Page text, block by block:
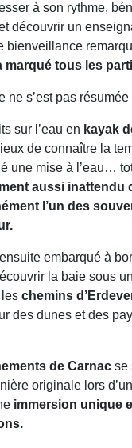
à son rythme,
découvrir un
bienveillance
marqué tous les
ne s’est pas résumée
sur l’eau en kayak
de connaître la
une mise à l’eau…
aussi inattendu
l’un des
embarqué à
la baie sous
chemins
des dunes et des
de Carnac se
originale lors
immersion unique